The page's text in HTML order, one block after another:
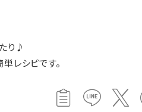
り♪
レシピです。